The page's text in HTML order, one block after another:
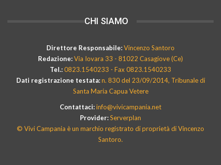
CHI SIAMO
Direttore Responsabile:Vincenzo Santoro
Redazione:Via Iovara 33 - 81022 Casagiove (Ce)
Tel.:0823.1540233 - Fax 0823.1540233
Dati registrazione testata:n. 830 del 23/09/2014, Tribunale di
Santa Maria Capua Vetere
Contattaci:info@vivicampania.net
Provider:Serverplan
© Vivi Campania è un marchio registrato di proprietà di Vincenzo
Santoro.